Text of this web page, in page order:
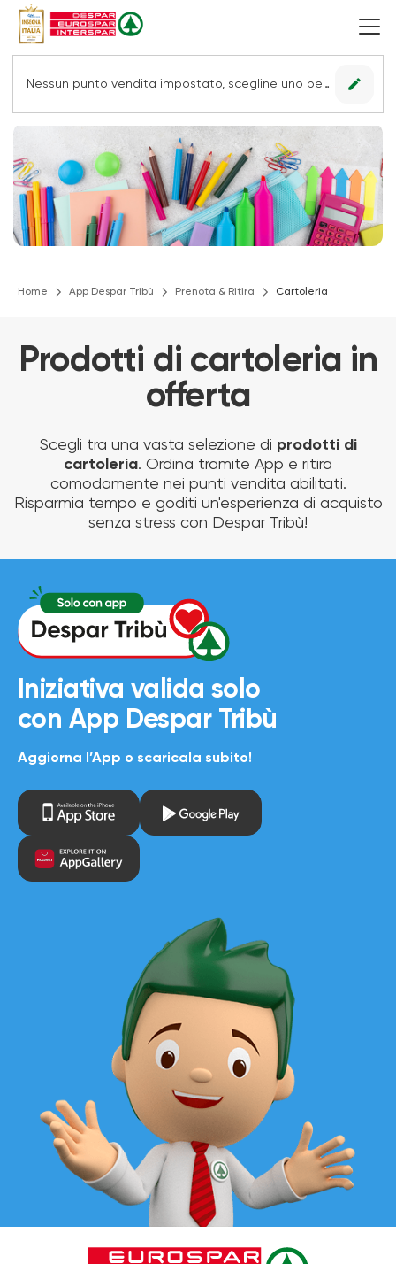
Nessun punto vendita impostato, scegline uno per vedere le offerte. edit
Home App Despar Tribù Prenota & Ritira Cartoleria
Prodotti di cartoleria in
offerta
Scegli tra una vasta selezione di prodotti di
cartoleria. Ordina tramite App e ritira
comodamente nei punti vendita abilitati.
Risparmia tempo e goditi un'esperienza di acquisto
senza stress con Despar Tribù!
Iniziativa valida solo
con App Despar Tribù
Aggiorna l’App o scaricala subito!